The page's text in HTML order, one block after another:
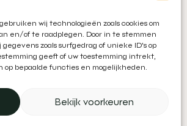
wij technologieën zoals cookies om
en/of te raadplegen. Door in te stemmen
zoals surfgedrag of unieke ID's op
geeft of uw toestemming intrekt,
bepaalde functies en mogelijkheden.
Bekijk voorkeuren
&Schipper Marketing